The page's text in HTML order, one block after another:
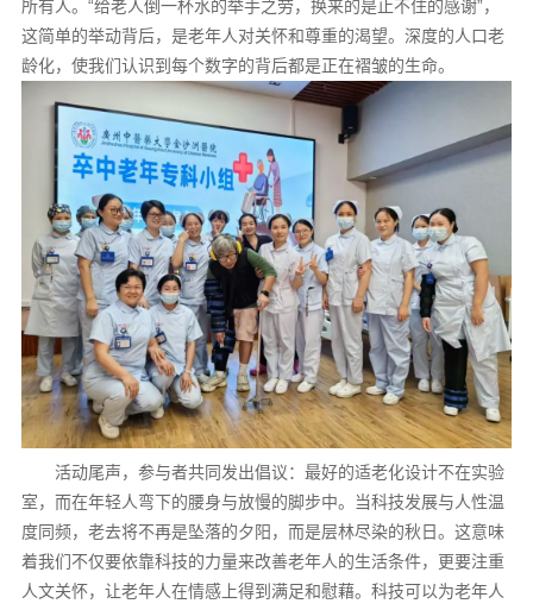
所有人。“给老人倒一杯水的举手之劳，换来的是止不住的感谢”，
这简单的举动背后，是老年人对关怀和尊重的渴望。深度的人口老
龄化，使我们认识到每个数字的背后都是正在褶皱的生命。
活动尾声，参与者共同发出倡议：最好的适老化设计不在实验
室，而在年轻人弯下的腰身与放慢的脚步中。当科技发展与人性温
度同频，老去将不再是坠落的夕阳，而是层林尽染的秋日。这意味
着我们不仅要依靠科技的力量来改善老年人的生活条件，更要注重
人文关怀，让老年人在情感上得到满足和慰藉。科技可以为老年人